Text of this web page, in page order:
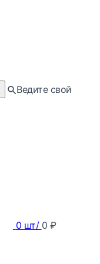
Ведите свой
0 шт/ 0 ₽